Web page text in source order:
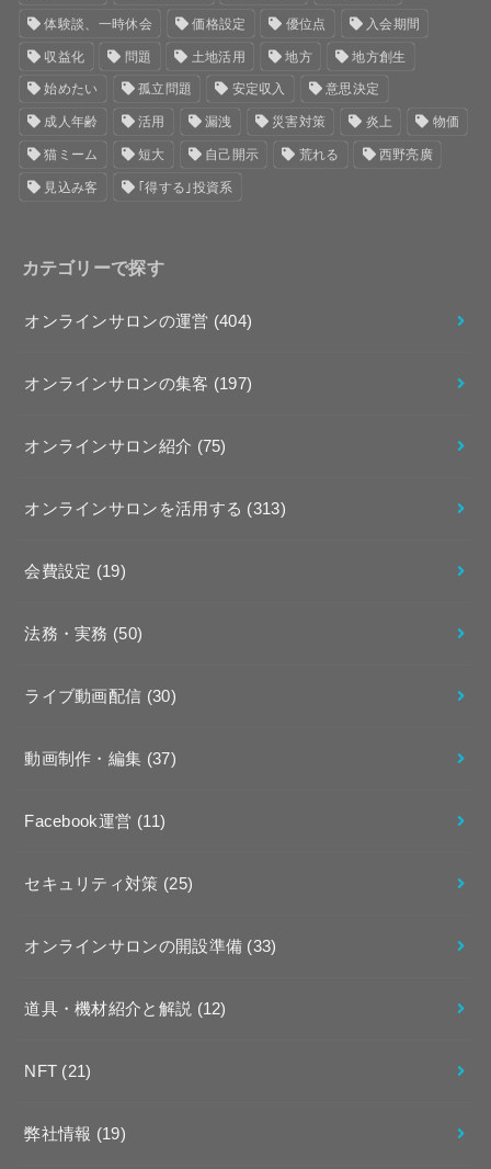
体験談、一時休会 価格設定 優位点 入会期間
収益化 問題 土地活用 地方 地方創生
始めたい 孤立問題 安定収入 意思決定
成人年齢 活用 漏洩 災害対策 炎上 物価
猫ミーム 短大 自己開示 荒れる 西野亮廣
見込み客 ｢得する｣投資系
カテゴリーで探す
オンラインサロンの運営 (404)
オンラインサロンの集客 (197)
オンラインサロン紹介 (75)
オンラインサロンを活用する (313)
会費設定 (19)
法務・実務 (50)
ライブ動画配信 (30)
動画制作・編集 (37)
Facebook運営 (11)
セキュリティ対策 (25)
オンラインサロンの開設準備 (33)
道具・機材紹介と解説 (12)
NFT (21)
弊社情報 (19)